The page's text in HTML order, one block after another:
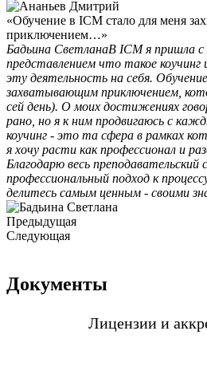
«Обучение в ICM стало для меня
приключением…»
Бадьина СветланаВ ICM я пришла
представлением что такое
эту деятельность на себя.
захватывающим приключением,
сей день). О моих достижениях
рано, но я к ним продвигаюсь с
коучинг - это та сфера в рамках
я хочу расти как профессионал и
Благодарю весь преподавательский
профессиональный подход к
делитесь самым ценным - своими
Предыдущая
Следующая
Документы
Лицензии и